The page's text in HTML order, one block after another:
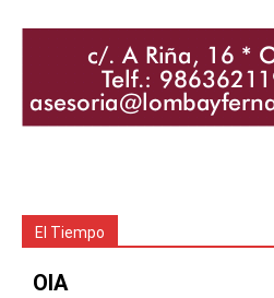
El Tiempo
OIA